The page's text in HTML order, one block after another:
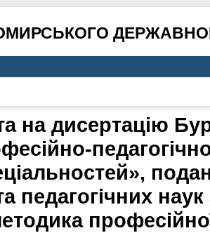
на дисертацію
педагогічних наук